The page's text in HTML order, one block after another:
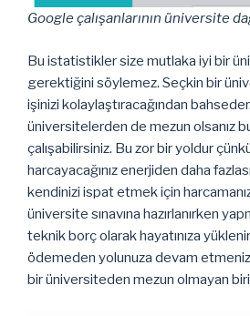
Google çalışanlarının üniversite
Bu istatistikler size mutlaka iyi bir
gerektiğini söylemez. Seçkin bir
işinizi kolaylaştıracağından
üniversitelerden de mezun olsanız
çalışabilirsiniz. Bu zor bir yoldur
harcayacağınız enerjiden daha
kendinizi ispat etmek için
üniversite sınavına hazırlanırken
teknik borç olarak hayatınıza
ödemeden yolunuza devam
bir üniversiteden mezun olmayan